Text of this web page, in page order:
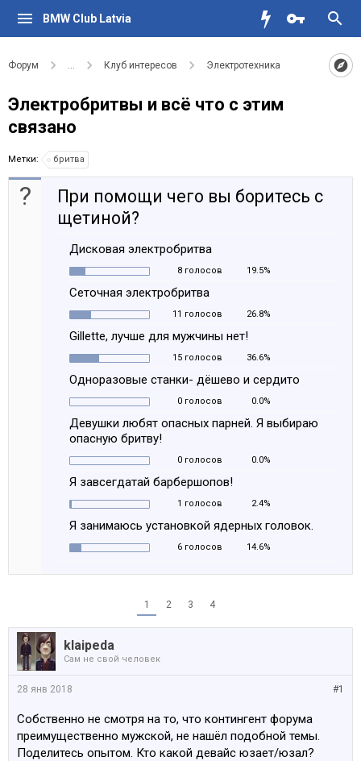
BMW Club Latvia
Форум ... Клуб интересов Электротехника
Электробритвы и всё что с этим
связано
Метки: бритва
?
При помощи чего вы боритесь с
щетиной?
Дисковая электробритва
8 голосов 19.5%
Сеточная электробритва
11 голосов 26.8%
Gillette, лучше для мужчины нет!
15 голосов 36.6%
Одноразовые станки- дёшево и сердито
0 голосов 0.0%
Девушки любят опасных парней. Я выбираю
опасную бритву!
0 голосов 0.0%
Я завсегдатай барбершопов!
1 голосов 2.4%
Я занимаюсь установкой ядерных головок.
6 голосов 14.6%
1 2 3 4
klaipeda
Сам не свой человек
#1
28 янв 2018
Собственно не смотря на то, что контингент форума
преимущественно мужской, не нашёл подобной темы.
Поделитесь опытом. Кто какой девайс юзает/юзал?